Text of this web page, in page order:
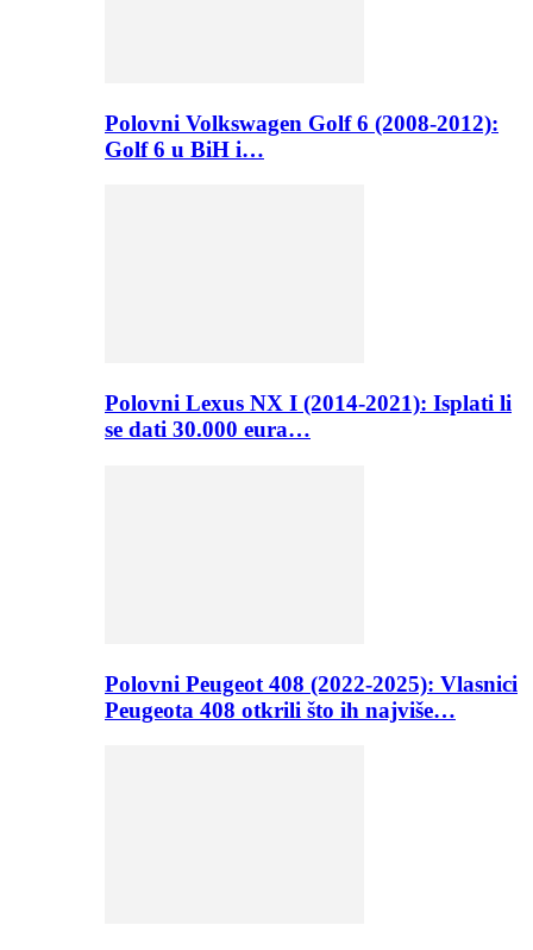
Polovni Volkswagen Golf 6 (2008-2012):
Golf 6 u BiH i…
Polovni Lexus NX I (2014-2021): Isplati li
se dati 30.000 eura…
Polovni Peugeot 408 (2022-2025): Vlasnici
Peugeota 408 otkrili što ih najviše…